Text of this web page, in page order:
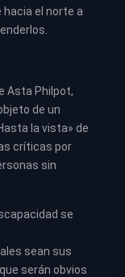
el norte a
Asta Philpot,
de un
la vista» de
críticas por
sin
se
sean sus
serán obvios